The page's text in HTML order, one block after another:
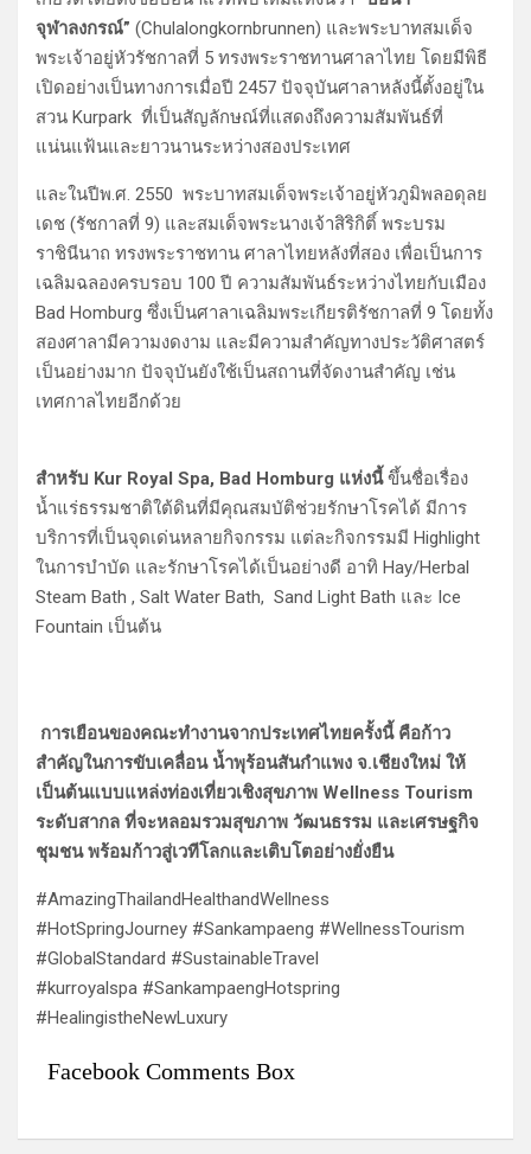
จุฬาลงกรณ์” (Chulalongkornbrunnen) และพระบาทสมเด็จ
พระเจ้าอยู่หัวรัชกาลที่ 5 ทรงพระราชทานศาลาไทย โดยมีพิธี
เปิดอย่างเป็นทางการเมื่อปี 2457 ปัจจุบันศาลาหลังนี้ตั้งอยู่ใน
สวน Kurpark ที่เป็นสัญลักษณ์ที่แสดงถึงความสัมพันธ์ที่
แน่นแฟ้นและยาวนานระหว่างสองประเทศ
และในปีพ.ศ. 2550 พระบาทสมเด็จพระเจ้าอยู่หัวภูมิพลอดุลย
เดช (รัชกาลที่ 9) และสมเด็จพระนางเจ้าสิริกิติ์ พระบรม
ราชินีนาถ ทรงพระราชทาน ศาลาไทยหลังที่สอง เพื่อเป็นการ
เฉลิมฉลองครบรอบ 100 ปี ความสัมพันธ์ระหว่างไทยกับเมือง
Bad Homburg ซึ่งเป็นศาลาเฉลิมพระเกียรติรัชกาลที่ 9 โดยทั้ง
สองศาลามีความงดงาม และมีความสำคัญทางประวัติศาสตร์
เป็นอย่างมาก ปัจจุบันยังใช้เป็นสถานที่จัดงานสำคัญ เช่น
เทศกาลไทยอีกด้วย
สำหรับ Kur Royal Spa, Bad Homburg แห่งนี้ขึ้นชื่อเรื่อง
น้ำแร่ธรรมชาติใต้ดินที่มีคุณสมบัติช่วยรักษาโรคได้ มีการ
บริการที่เป็นจุดเด่นหลายกิจกรรม แต่ละกิจกรรมมี Highlight
ในการบำบัด และรักษาโรคได้เป็นอย่างดี อาทิ Hay/Herbal
Steam Bath , Salt Water Bath, Sand Light Bath และ Ice
Fountain เป็นต้น
การเยือนของคณะทำงานจากประเทศไทยครั้งนี้ คือก้าว
สำคัญในการขับเคลื่อน น้ำพุร้อนสันกำแพง จ.เชียงใหม่ ให้
เป็นต้นแบบแหล่งท่องเที่ยวเชิงสุขภาพ Wellness Tourism
ระดับสากล ที่จะหลอมรวมสุขภาพ วัฒนธรรม และเศรษฐกิจ
ชุมชน พร้อมก้าวสู่เวทีโลกและเติบโตอย่างยั่งยืน
#AmazingThailandHealthandWellness
#HotSpringJourney #Sankampaeng #WellnessTourism
#GlobalStandard #SustainableTravel
#kurroyalspa #SankampaengHotspring
#HealingistheNewLuxury
Facebook Comments Box